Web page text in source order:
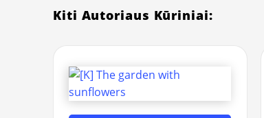
Kiti Autoriaus Kūriniai: